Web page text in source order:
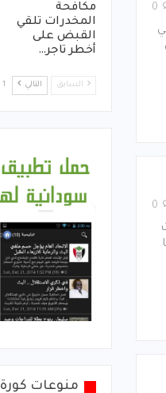
مكافحة
المخدرات تلقي
القبض على
أخطر تاجر…
السابق التالي 1 من 377
منوعات كورة